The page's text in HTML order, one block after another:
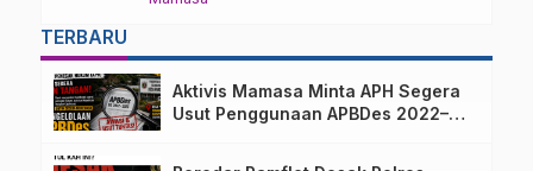
TERBARU
Aktivis Mamasa Minta APH Segera
Usut Penggunaan APBDes 2022–